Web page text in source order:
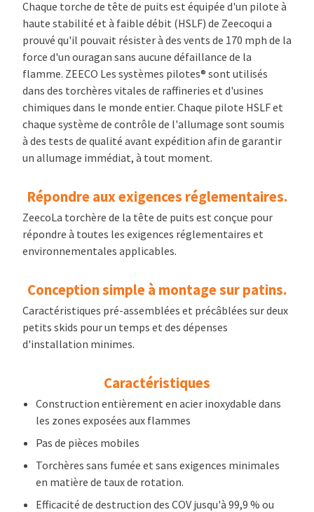
Chaque torche de tête de puits est équipée d'un pilote à
haute stabilité et à faible débit (HSLF) de Zeecoqui a
prouvé qu'il pouvait résister à des vents de 170 mph de la
force d'un ouragan sans aucune défaillance de la
flamme. ZEECO Les systèmes pilotes® sont utilisés
dans des torchères vitales de raffineries et d'usines
chimiques dans le monde entier. Chaque pilote HSLF et
chaque système de contrôle de l'allumage sont soumis
à des tests de qualité avant expédition afin de garantir
un allumage immédiat, à tout moment.
Répondre aux exigences réglementaires.
ZeecoLa torchère de la tête de puits est conçue pour
répondre à toutes les exigences réglementaires et
environnementales applicables.
Conception simple à montage sur patins.
Caractéristiques pré-assemblées et précâblées sur deux
petits skids pour un temps et des dépenses
d'installation minimes.
Caractéristiques
Construction entièrement en acier inoxydable dans
les zones exposées aux flammes
Pas de pièces mobiles
Torchères sans fumée et sans exigences minimales
en matière de taux de rotation.
Efficacité de destruction des COV jusqu'à 99,9 % ou